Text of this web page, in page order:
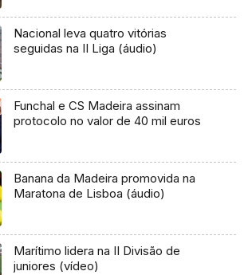
Nacional leva quatro vitórias
seguidas na II Liga (áudio)
Funchal e CS Madeira assinam
protocolo no valor de 40 mil euros
Banana da Madeira promovida na
Maratona de Lisboa (áudio)
Marítimo lidera na II Divisão de
juniores (vídeo)